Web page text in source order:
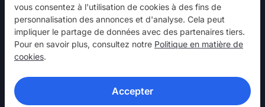
vous consentez à l'utilisation de cookies à des fins de
personnalisation des annonces et d'analyse. Cela peut
impliquer le partage de données avec des partenaires tiers.
Pour en savoir plus, consultez notre Politique en matière de
cookies.
Accepter
NordVPN
Interagir
Aide
En savoir plus